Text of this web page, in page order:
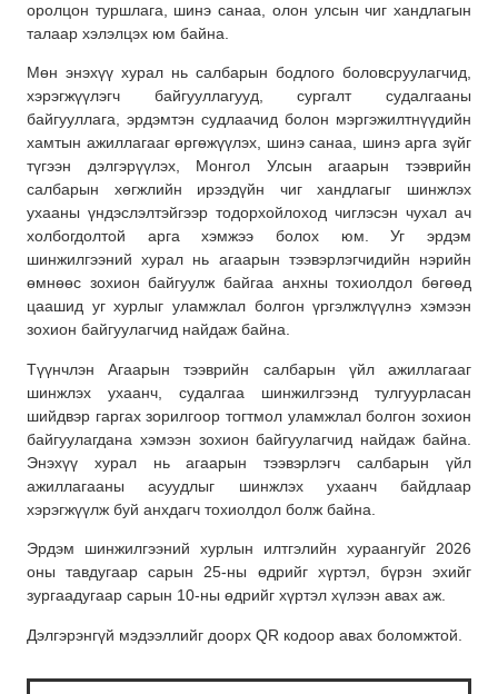
оролцон туршлага, шинэ санаа, олон улсын чиг хандлагын
талаар хэлэлцэх юм байна.
Мөн энэхүү хурал нь салбарын бодлого боловсруулагчид,
хэрэгжүүлэгч байгууллагууд, сургалт судалгааны
байгууллага, эрдэмтэн судлаачид болон мэргэжилтнүүдийн
хамтын ажиллагааг өргөжүүлэх, шинэ санаа, шинэ арга зүйг
түгээн дэлгэрүүлэх, Монгол Улсын агаарын тээврийн
салбарын хөгжлийн ирээдүйн чиг хандлагыг шинжлэх
ухааны үндэслэлтэйгээр тодорхойлоход чиглэсэн чухал ач
холбогдолтой арга хэмжээ болох юм. Уг эрдэм
шинжилгээний хурал нь агаарын тээвэрлэгчидийн нэрийн
өмнөөс зохион байгуулж байгаа анхны тохиолдол бөгөөд
цаашид уг хурлыг уламжлал болгон үргэлжлүүлнэ хэмээн
зохион байгуулагчид найдаж байна.
Түүнчлэн Агаарын тээврийн салбарын үйл ажиллагааг
шинжлэх ухаанч, судалгаа шинжилгээнд тулгуурласан
шийдвэр гаргах зорилгоор тогтмол уламжлал болгон зохион
байгуулагдана хэмээн зохион байгуулагчид найдаж байна.
Энэхүү хурал нь агаарын тээвэрлэгч салбарын үйл
ажиллагааны асуудлыг шинжлэх ухаанч байдлаар
хэрэгжүүлж буй анхдагч тохиолдол болж байна.
Эрдэм шинжилгээний хурлын илтгэлийн хураангуйг 2026
оны тавдугаар сарын 25-ны өдрийг хүртэл, бүрэн эхийг
зургаадугаар сарын 10-ны өдрийг хүртэл хүлээн авах аж.
Дэлгэрэнгүй мэдээллийг доорх QR кодоор авах боломжтой.